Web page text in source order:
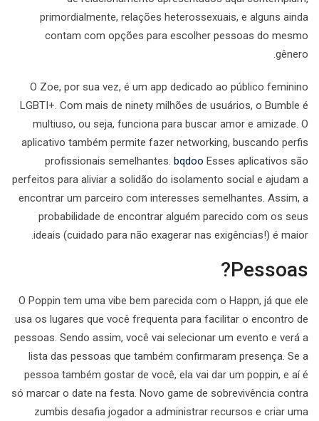
primordialmente, relações heterossexuais, e alguns ainda
contam com opções para escolher pessoas do mesmo
gênero.
O Zoe, por sua vez, é um app dedicado ao público feminino
LGBTI+. Com mais de ninety milhões de usuários, o Bumble é
multiuso, ou seja, funciona para buscar amor e amizade. O
aplicativo também permite fazer networking, buscando perfis
profissionais semelhantes. bqdoo Esses aplicativos são
perfeitos para aliviar a solidão do isolamento social e ajudam a
encontrar um parceiro com interesses semelhantes. Assim, a
probabilidade de encontrar alguém parecido com os seus
ideais (cuidado para não exagerar nas exigências!) é maior.
Pessoas?
O Poppin tem uma vibe bem parecida com o Happn, já que ele
usa os lugares que você frequenta para facilitar o encontro de
pessoas. Sendo assim, você vai selecionar um evento e verá a
lista das pessoas que também confirmaram presença. Se a
pessoa também gostar de você, ela vai dar um poppin, e aí é
só marcar o date na festa. Novo game de sobrevivência contra
zumbis desafia jogador a administrar recursos e criar uma